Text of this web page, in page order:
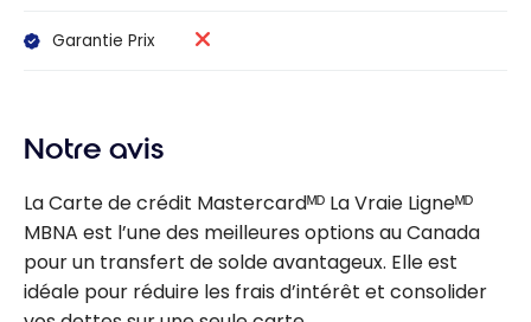
Garantie Prix
Notre avis
La Carte de crédit Mastercardᴹᴰ La Vraie Ligneᴹᴰ
MBNA est l’une des meilleures options au Canada
pour un transfert de solde avantageux. Elle est
idéale pour réduire les frais d’intérêt et consolider